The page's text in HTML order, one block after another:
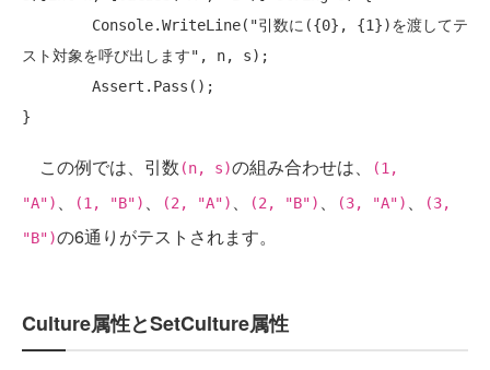
Console.WriteLine( "引数に({0}, {1})を渡してテ
スト対象を呼び出します" , n, s);
Assert .Pass();
}
この例では、引数 (n, s)の組み合わせは、
(1,
"A")
(1, "B") (2, "A") (2, "B") (3, "A")
(3,
"B")の6通りがテストされます。
Culture属性とSetCulture属性